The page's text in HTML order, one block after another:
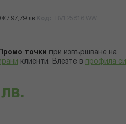
/ 97,79 лв.
точки
при извършване на
клиенти. Влезте в профила си